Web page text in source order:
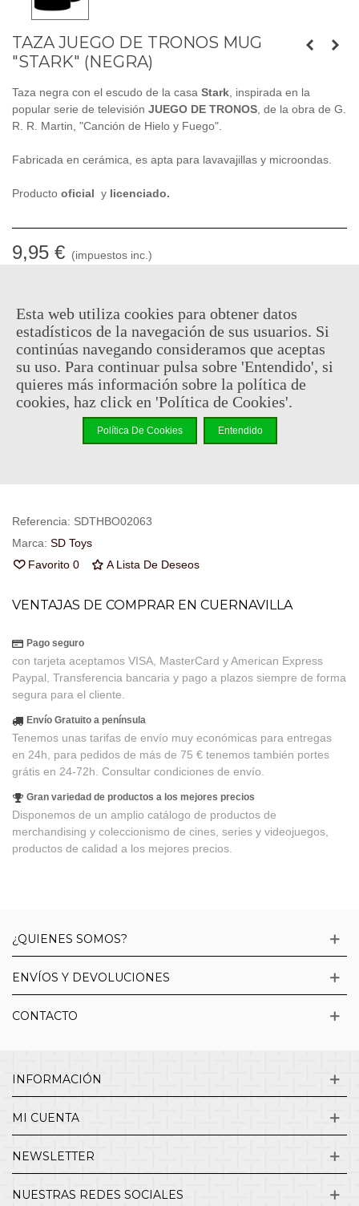
TAZA JUEGO DE TRONOS MUG
"STARK" (NEGRA)
Taza negra con el escudo de la casa Stark , inspirada en la
popular serie de televisión JUEGO DE TRONOS , de la obra de G.
R. R. Martin, "Canción de Hielo y Fuego".
Fabricada en cerámica, es apta para lavavajillas y microondas.
Producto oficial y licenciado.
9,95 € (impuestos inc.)
Código QR
Compartir
Notificarme cuando esté disponible
Puedes consultar la política de privacidad
Al comprar este producto puedes juntar hasta4puntos de
Referencia: SDTHBO02063
Marca: SD Toys
Favorito 0 A Lista De Deseos
VENTAJAS DE COMPRAR EN CUERNAVILLA
Pago seguro
con tarjeta aceptamos VISA, MasterCard y American Express
Paypal, Transferencia bancaria y pago a plazos siempre de forma
segura para el cliente.
Envío Gratuito a península
Tenemos unas tarifas de envío muy económicas para entregas
en 24h, para pedidos de más de 75 € tenemos también portes
grátis en 24-72h. Consultar condiciones de envío.
Gran variedad de productos a los mejores precios
Disponemos de un amplio catálogo de productos de
merchandising y coleccionismo de cines, series y videojuegos,
productos de calidad a los mejores precios.
¿QUIENES SOMOS?
ENVÍOS Y DEVOLUCIONES
CONTACTO
INFORMACIÓN
MI CUENTA
NEWSLETTER
NUESTRAS REDES SOCIALES
Esta web utiliza cookies para obtener datos
estadísticos de la navegación de sus usuarios. Si
continúas navegando consideramos que aceptas
su uso. Para continuar pulsa sobre 'Entendido', si
quieres más información sobre la política de
cookies, haz click en 'Política de Cookies'.
Política De Cookies Entendido